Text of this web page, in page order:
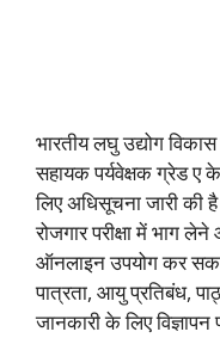
भारतीय लघु उद्योग
सहायक पर्यवेक्षक ग्रेड
लिए अधिसूचना जारी की
रोजगार परीक्षा में भाग
ऑनलाइन उपयोग कर
पात्रता, आयु प्रतिबंध,
जानकारी के लिए विज्ञापन